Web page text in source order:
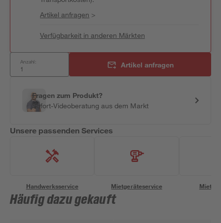
Artikel anfragen >
Verfügbarkeit in anderen Märkten
Anzahl: Artikel anfragen
Fragen zum Produkt?
Sofort-Videoberatung aus dem Markt
Unsere passenden Services
Handwerksservice Mietgeräteservice
Häufig dazu gekauft